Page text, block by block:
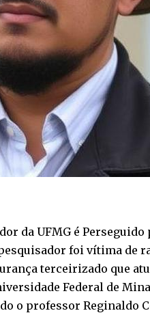
da UFMG é
foi vítima de
terceirizado que
Federal de
o professor Reginaldo